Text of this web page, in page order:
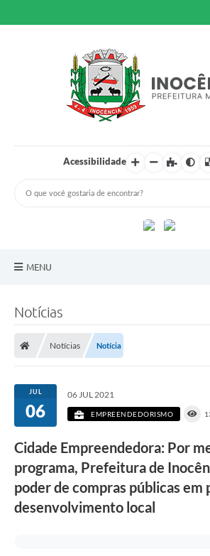
Acessibilidade
MENU
Transparência Pública
Notícias
Legislação
Renuncia de Receita
Galeria de Fotos
Notícias
Notícias Notícia
JUL
06
06 JUL 2021
EMPREENDEDORISMO
Cidade Empreendedora: Por
programa, Prefeitura de
poder de compras públicas em
desenvolvimento local